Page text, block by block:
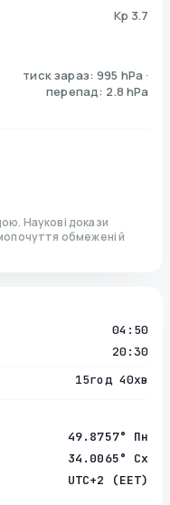
Kp 3.7
тиск зараз: 995 hPa ·
перепад: 2.8 hPa
Наукові докази
обмежені й
04:50
20:30
15год 40хв
49.8757° Пн
34.0065° Сх
UTC+2 (EET)